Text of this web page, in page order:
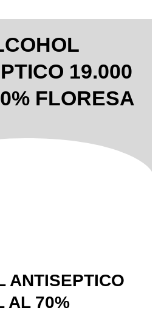
19.000
FLORESA
ANTISEPTICO
AL 70%